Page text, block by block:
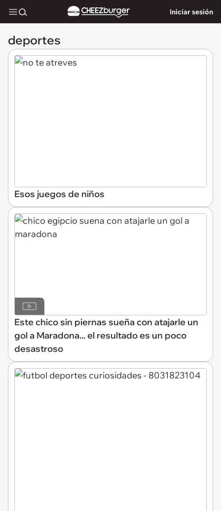
Iniciar sesión
deportes
Esos juegos de niños
Este chico sin piernas sueña con atajarle un
gol a Maradona... el resultado es un poco
desastroso